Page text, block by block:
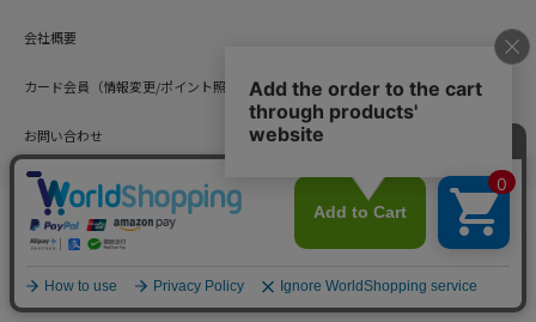
会社概要
カード会員（情報変更/ポイント照会）
お問い合わせ
Copyright © HARUYAMA TRADING CO.,LTD. All Rights Reserved.